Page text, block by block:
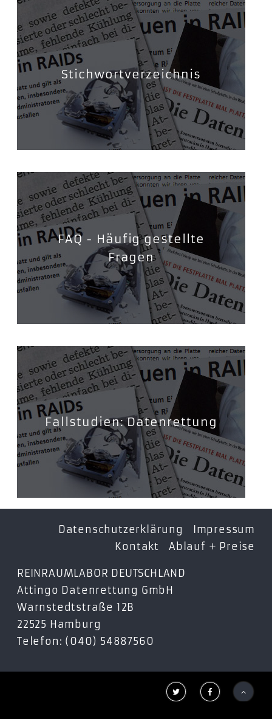
Stichwortverzeichnis
FAQ - Häufig gestellte
Fragen
Fallstudien: Datenrettung
Datenschutzerklärung
Impressum
Kontakt
Ablauf + Preise
REINRAUMLABOR DEUTSCHLAND
Attingo Datenrettung GmbH
Warnstedtstraße 12B
22525 Hamburg
Telefon: (040) 54887560
  